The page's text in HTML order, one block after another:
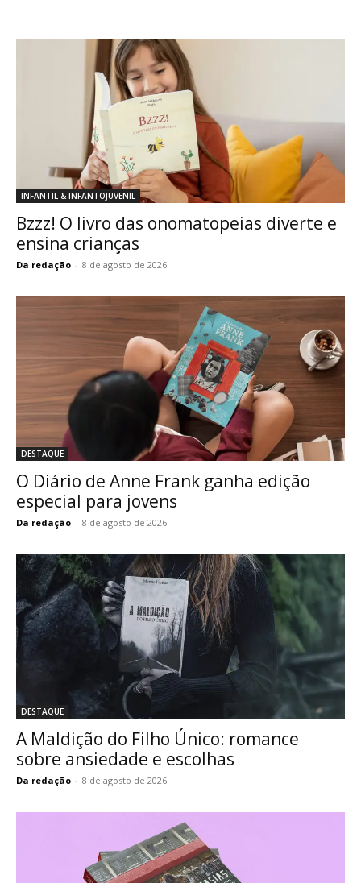
INFANTIL & INFANTOJUVENIL
Bzzz! O livro das onomatopeias diverte e
ensina crianças
Da redação - 8 de agosto de 2026
DESTAQUE
O Diário de Anne Frank ganha edição
especial para jovens
Da redação - 8 de agosto de 2026
DESTAQUE
A Maldição do Filho Único: romance
sobre ansiedade e escolhas
Da redação - 8 de agosto de 2026